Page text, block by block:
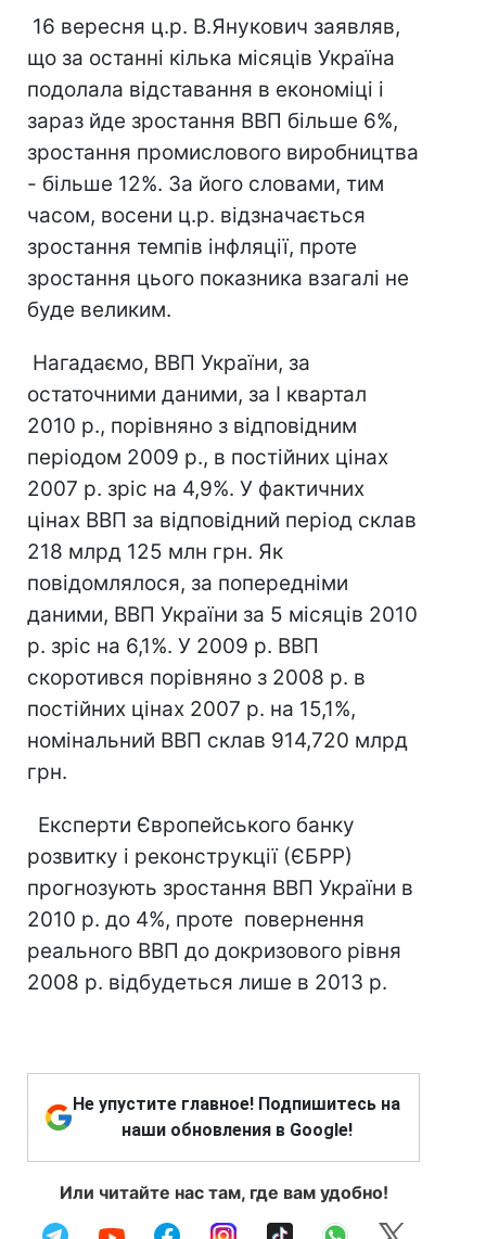
16 вересня ц.р. В.Янукович заявляв,
що за останні кілька місяців Україна
подолала відставання в економіці і
зараз йде зростання ВВП більше 6%,
зростання промислового виробництва
- більше 12%. За його словами, тим
часом, восени ц.р. відзначається
зростання темпів інфляції, проте
зростання цього показника взагалі не
буде великим.
Нагадаємо, ВВП України, за
остаточними даними, за I квартал
2010 р., порівняно з відповідним
періодом 2009 р., в постійних цінах
2007 р. зріс на 4,9%. У фактичних
цінах ВВП за відповідний період склав
218 млрд 125 млн грн. Як
повідомлялося, за попередніми
даними, ВВП України за 5 місяців 2010
р. зріс на 6,1%. У 2009 р. ВВП
скоротився порівняно з 2008 р. в
постійних цінах 2007 р. на 15,1%,
номінальний ВВП склав 914,720 млрд
грн.
Експерти Європейського банку
розвитку і реконструкції (ЄБРР)
прогнозують зростання ВВП України в
2010 р. до 4%, проте повернення
реального ВВП до докризового рівня
2008 р. відбудеться лише в 2013 р.
Не упустите главное! Подпишитесь на
наши обновления в Google!
Или читайте нас там, где вам удобно!